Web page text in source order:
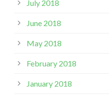
July 2018
June 2018
May 2018
February 2018
January 2018